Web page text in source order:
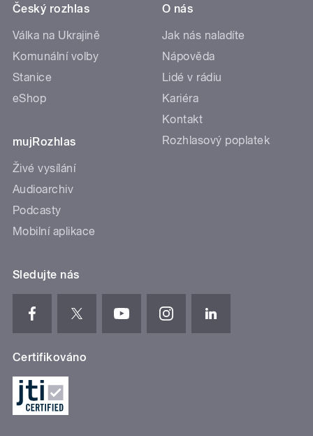
Český rozhlas
Válka na Ukrajině
Komunální volby
Stanice
eShop
mujRozhlas
Živé vysílání
Audioarchiv
Podcasty
Mobilní aplikace
O nás
Jak nás naladíte
Nápověda
Lidé v rádiu
Kariéra
Kontakt
Rozhlasový poplatek
Sledujte nás
Certifikováno